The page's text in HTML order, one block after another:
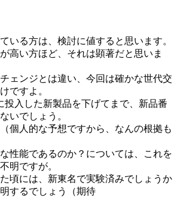
いる方は、検討に値すると思います。
高い方ほど、それは顕著だと思いま
ェンジとは違い、今回は確かな世代交
ですよ。
投入した新製品を下げてまで、新品番
いでしょう。
個人的な予想ですから、なんの根拠も
性能であるのか？については、これを
明ですが。
頃には、新東名で実験済みでしょうか
するでしょう（期待